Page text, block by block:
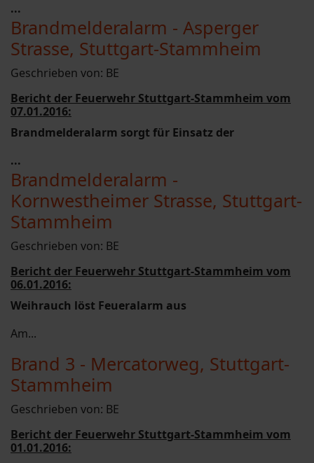
...
Brandmelderalarm - Asperger
Strasse, Stuttgart-Stammheim
Geschrieben von: BE
Bericht der Feuerwehr Stuttgart-Stammheim vom
07.01.2016:
Brandmelderalarm sorgt für Einsatz der
...
Brandmelderalarm -
Kornwestheimer Strasse, Stuttgart-
Stammheim
Geschrieben von: BE
Bericht der Feuerwehr Stuttgart-Stammheim vom
06.01.2016:
Weihrauch löst Feueralarm aus
Am...
Brand 3 - Mercatorweg, Stuttgart-
Stammheim
Geschrieben von: BE
Bericht der Feuerwehr Stuttgart-Stammheim vom
01.01.2016: